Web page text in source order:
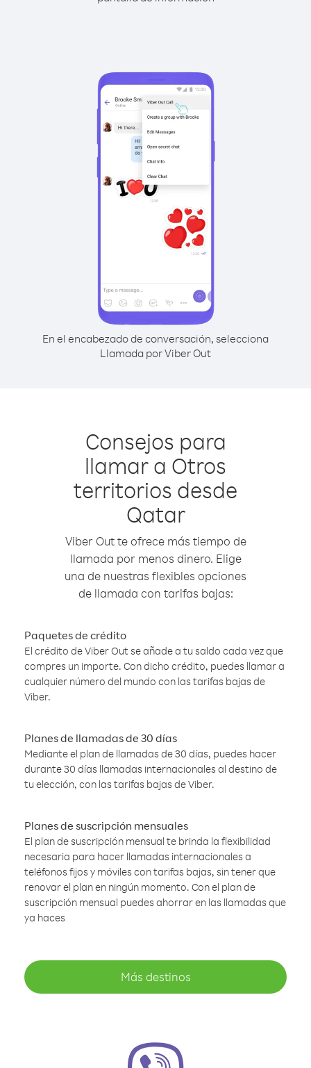
En el encabezado de conversación, selecciona
Llamada por Viber Out
Consejos para
llamar a Otros
territorios desde
Qatar
Viber Out te ofrece más tiempo de
llamada por menos dinero. Elige
una de nuestras flexibles opciones
de llamada con tarifas bajas:
Paquetes de crédito
El crédito de Viber Out se añade a tu saldo cada vez que
compres un importe. Con dicho crédito, puedes llamar a
cualquier número del mundo con las tarifas bajas de
Viber.
Planes de llamadas de 30 días
Mediante el plan de llamadas de 30 días, puedes hacer
durante 30 días llamadas internacionales al destino de
tu elección, con las tarifas bajas de Viber.
Planes de suscripción mensuales
El plan de suscripción mensual te brinda la flexibilidad
necesaria para hacer llamadas internacionales a
teléfonos fijos y móviles con tarifas bajas, sin tener que
renovar el plan en ningún momento. Con el plan de
suscripción mensual puedes ahorrar en las llamadas que
ya haces
Más destinos